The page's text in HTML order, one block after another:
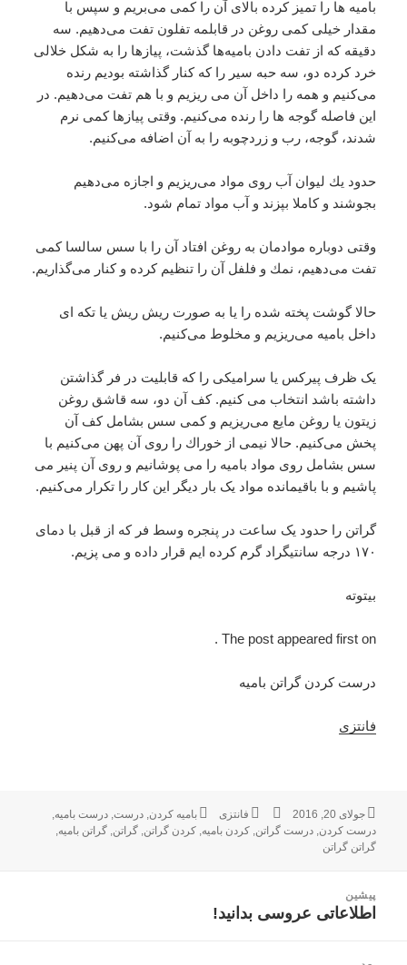
بامیه ها را تمیز كرده بالای آن را كمی می‌بریم و سپس با
مقدار خیلی كمی روغن در قابلمه تفلون تفت می‌دهیم. سه
دقیقه كه از تفت دادن بامیه‌ها گذشت، پیازها را به شكل خلالی
خرد كرده دو، سه حبه سیر را كه كنار گذاشته بودیم رنده
می‌كنیم و همه را داخل آن می ریزیم و با هم تفت می‌دهیم. در
این فاصله گوجه ها را رنده می‌كنیم. وقتی پیازها كمی نرم
شدند، گوجه، رب و زردچوبه را به آن اضافه می‌كنیم.
حدود یك لیوان آب روی مواد می‌ریزیم و اجازه می‌دهیم
بجوشند و كاملا بپزند و آب مواد تمام شود.
وقتی دوباره موادمان به روغن افتاد آن را با سس سالسا كمی
تفت می‌دهیم، نمك و فلفل آن را تنظیم كرده و كنار می‌گذاریم.
حالا گوشت پخته شده را یا به صورت ریش ریش یا تكه ای
داخل بامیه می‌ریزیم و مخلوط می‌كنیم.
یک ظرف پیركس یا سرامیكی را كه قابلیت در فر گذاشتن
داشته باشد انتخاب می كنیم. كف آن دو، سه قاشق روغن
زیتون یا روغن مایع می‌ریزیم و كمی سس بشامل كف آن
پخش می‌كنیم. حالا نیمی از خوراك را روی آن پهن می‌كنیم با
سس بشامل روی مواد بامیه را می پوشانیم و روی آن پنیر می
پاشیم و با باقیمانده مواد یک بار دیگر این كار را تكرار می‌كنیم.
گراتن را حدود یک ساعت در پنجره وسط فر كه از قبل با دمای
۱۷۰ درجه سانتیگراد گرم كرده ایم قرار داده و می پزیم.
بیتوته
The post appeared first on .
درست کردن گراتن بامیه
فانتزی
ارسال
شده
در
جولای 20, 2016 نویسندهدسته‌ها
فانتزی برچسب‌ها
بامیه کردن,درست,درست بامیه,
درست کردن,درست گراتن,کردن بامیه,کردن گراتن,گراتن,گراتن بامیه,
گراتن گراتن
نوشته
پیشین
نوشته
اطلاعاتی عروسی بدانید!